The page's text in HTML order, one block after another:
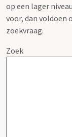
op een lager
voor, dan voldoen
zoekvraag.
Zoek